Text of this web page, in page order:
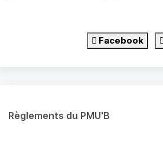
Facebook
Règlements du PMU'B